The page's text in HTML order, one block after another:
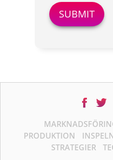
PRODUKTION
STRATEGIER